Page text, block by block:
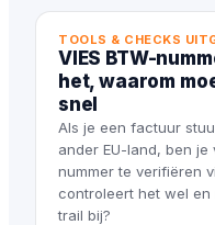
TOOLS & CHECKS
VIES BTW-
het, waarom
snel
Als je een factuur
ander EU-land, ben je
nummer te verifiëren
controleert het wel
trail bij?